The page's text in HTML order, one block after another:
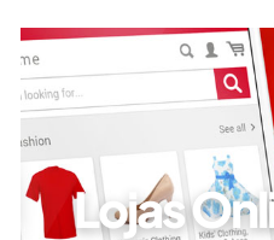
Lojas